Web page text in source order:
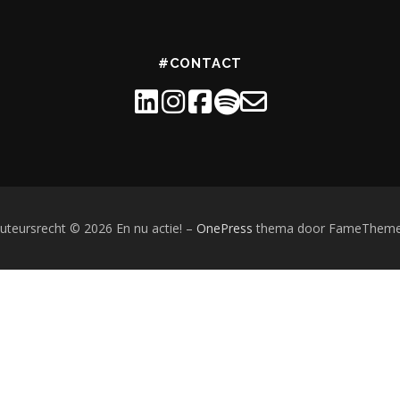
#CONTACT
© 2026 En nu actie! – OnePress thema door